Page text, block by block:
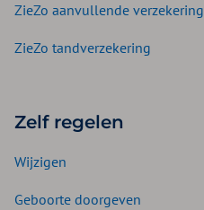
ZieZo aanvullende verzekering
ZieZo tandverzekering
Zelf regelen
Wijzigen
Geboorte doorgeven